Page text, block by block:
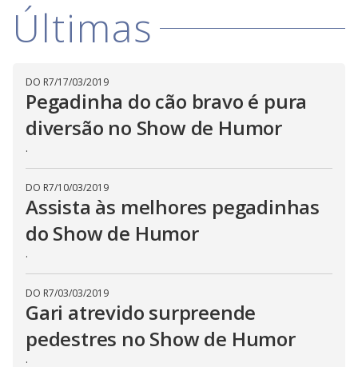
V
d
e
o
Últimas
DO R7/17/03/2019
Pegadinha do cão bravo é pura
diversão no Show de Humor
.
DO R7/10/03/2019
Assista às melhores pegadinhas
do Show de Humor
.
DO R7/03/03/2019
Gari atrevido surpreende
pedestres no Show de Humor
.